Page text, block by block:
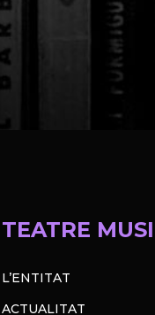
TEATRE
L’ENTITAT
ACTUALITAT